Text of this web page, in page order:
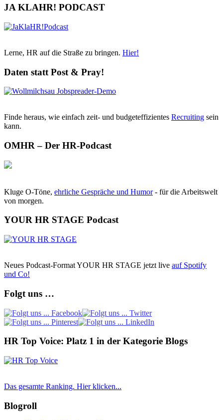
JA KLAHR! PODCAST
Lerne, HR auf die Straße zu bringen. Hier!
Daten statt Post & Pray!
Finde heraus, wie einfach zeit- und budgeteffizientes Recruiting sein
kann.
OMHR – Der HR-Podcast
Kluge O-Töne, ehrliche Gespräche und Humor- für die Arbeitswelt
von morgen.
YOUR HR STAGE Podcast
Neues Podcast-Format YOUR HR STAGE jetzt live auf Spotify
und Co!
Folgt uns …
HR Top Voice: Platz 1 in der Kategorie Blogs
Das gesamte Ranking. Hier klicken...
Blogroll